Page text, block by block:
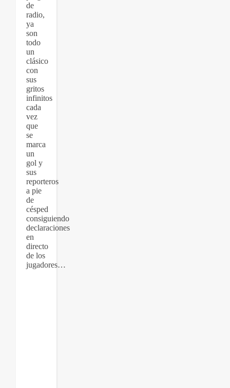
de
radio,
ya
son
todo
un
clásico
con
sus
gritos
infinitos
cada
vez
que
se
marca
un
gol y
sus
reporteros
a pie
de
césped
consiguiendo
declaraciones
en
directo
de los
jugadores…